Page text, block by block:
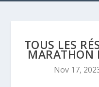
TOUS LES
MARATHON
Nov 17,